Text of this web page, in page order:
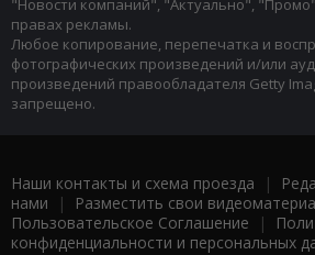
"Новости компаний", "Актуально",
правах рекламы.
Любое копирование, перепечатка и
фотографических произведений и/или
произведений правообладателя Getty
запрещено.
Наши контакты и схема проезда |
нами | Разместить свои
Пользовательское Соглашение |
конфиденциальности и персональных